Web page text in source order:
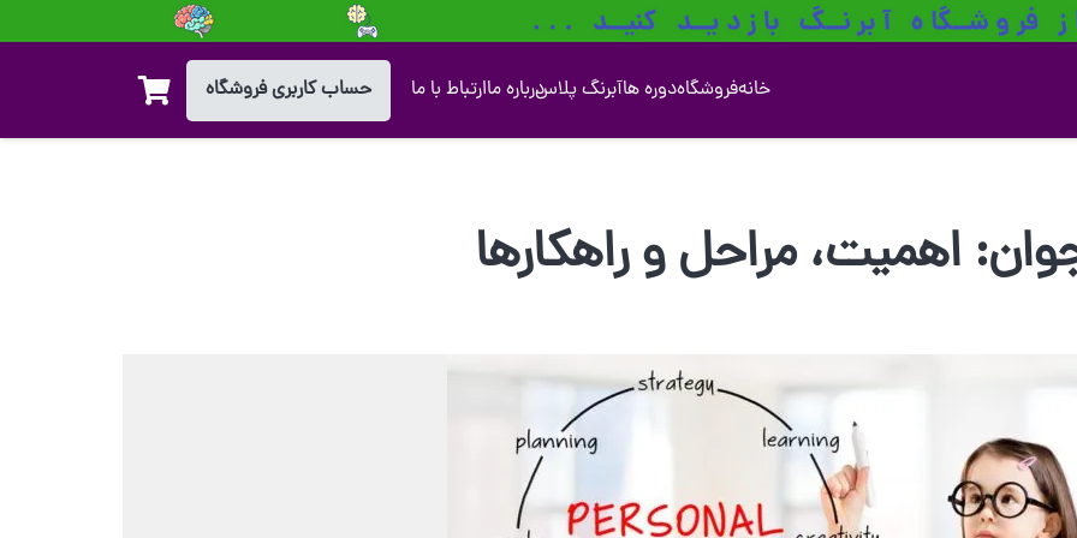
خانهفروشگاهدوره هاآبرنگ پلاسدرباره ماارتباط با ما حساب کاربری فروشگاه
اهمیت، مراحل و راهکارها